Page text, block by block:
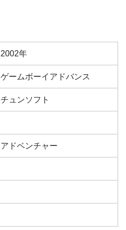
2002年
ゲームボーイアドバンス
チュンソフト
アドベンチャー